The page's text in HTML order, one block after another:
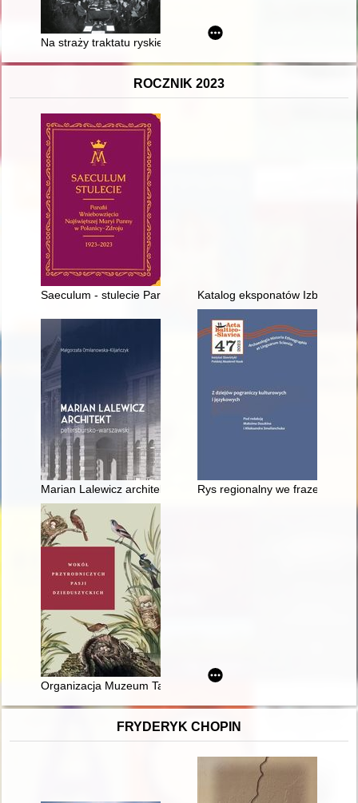
Na straży traktatu ryskiego : polski wywiad wojskowy
ROCZNIK 2023
Saeculum - stulecie Parafii Wniebowzięcia Najświętszej Maryi
Katalog eksponatów Izby
Marian Lalewicz architekt petersbursko-warszawski
Rys regionalny we
Organizacja Muzeum Tatrzańskiego w Zakopanem w
FRYDERYK CHOPIN